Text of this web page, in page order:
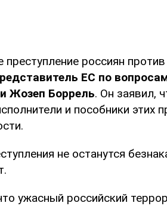
преступление россиян
ЕС по
Жозеп Боррель. Он заявил,
и пособники этих
не останутся
ужасный российский